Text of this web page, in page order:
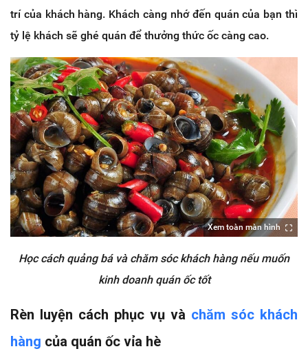
trí của khách hàng. Khách càng nhớ đến quán của bạn thì
tỷ lệ khách sẽ ghé quán để thưởng thức ốc càng cao.
Xem toàn màn hình
Học cách quảng bá và chăm sóc khách hàng nếu muốn
kinh doanh quán ốc tốt
Rèn luyện cách phục vụ và chăm sóc khách
hàng của quán ốc vỉa hè